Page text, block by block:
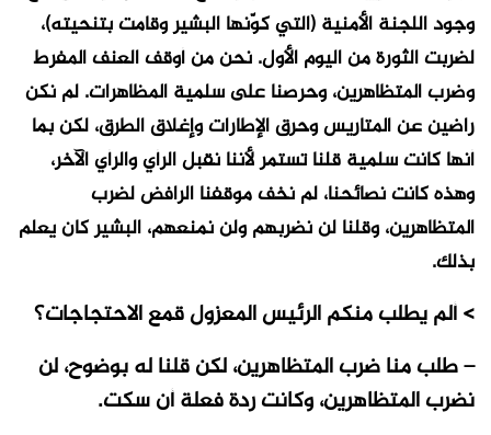
وجود اللجنة الأمنية (التي كوّنها البشير وقامت بتنحيته)،
لضربت الثورة من اليوم الأول. نحن من أوقف العنف المفرط
وضرب المتظاهرين، وحرصنا على سلمية المظاهرات. لم نكن
راضين عن المتاريس وحرق الإطارات وإغلاق الطرق، لكن بما
أنها كانت سلمية قلنا تستمر لأننا نقبل الرأي والرأي الآخر،
وهذه كانت نصائحنا، لم نخف موقفنا الرافض لضرب
المتظاهرين، وقلنا لن نضربهم ولن نمنعهم، البشير كان يعلم
بذلك.
> ألم يطلب منكم الرئيس المعزول قمع الاحتجاجات؟
– طلب منا ضرب المتظاهرين، لكن قلنا له بوضوح، لن
نضرب المتظاهرين، وكانت ردة فعلة أن سكت.